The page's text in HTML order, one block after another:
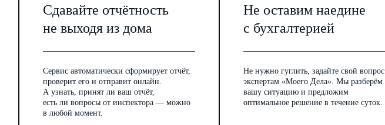
Сдавайте отчётность
не выходя из дома
Сервис автоматически сформирует отчёт,
проверит его и отправит онлайн.
А узнать, принят ли ваш отчёт,
есть ли вопросы от инспектора — можно
в любой момент.
Не оставим наедине
с бухгалтерией
Не нужно гуглить, задайте свой вопрос
экспертам «Моего Дела». Мы разберём
вашу ситуацию и предложим
оптимальное решение в течение суток.